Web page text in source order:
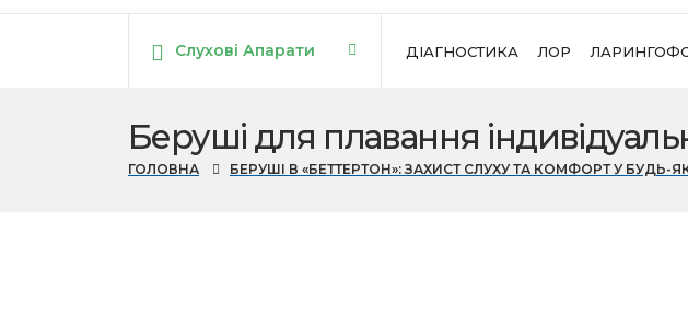
Слухові Апарати ДІАГНОСТИКА ЛОР
Беруші для плавання
ГОЛОВНА БЕРУШІ В «БЕТТЕРТОН»: ЗАХИСТ СЛУХУ ТА КОМФОРТ У БУДЬ-